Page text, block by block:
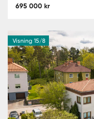
695 000 kr
Visning 15/8